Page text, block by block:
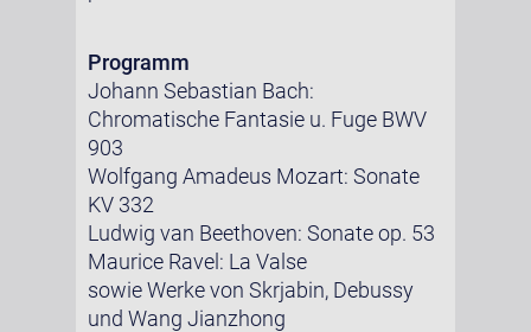
Programm
Johann Sebastian Bach:
Chromatische Fantasie u. Fuge BWV
903
Wolfgang Amadeus Mozart: Sonate
KV 332
Ludwig van Beethoven: Sonate op. 53
Maurice Ravel: La Valse
sowie Werke von Skrjabin, Debussy
und Wang Jianzhong